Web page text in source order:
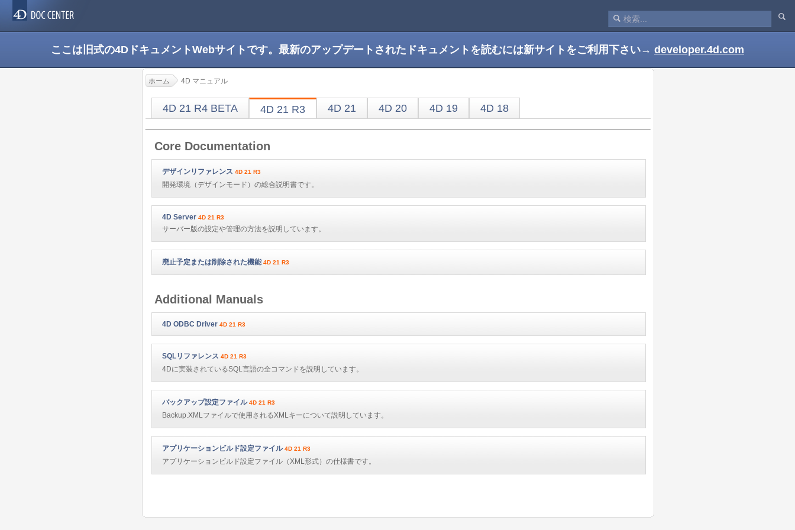
ここは旧式の4DドキュメントWebサイトです。最新のアップデートされたドキュメントを読むには新サイトをご利用下さい→ developer.4d.com
ホーム 4D マニュアル
4D 21 R4 BETA 4D 21 R3 4D 21 4D 20 4D 19 4D 18
Core Documentation
デザインリファレンス 4D 21 R3
開発環境（デザインモード）の総合説明書です。
4D Server 4D 21 R3
サーバー版の設定や管理の方法を説明しています。
廃止予定または削除された機能 4D 21 R3
Additional Manuals
4D ODBC Driver 4D 21 R3
SQLリファレンス 4D 21 R3
4Dに実装されているSQL言語の全コマンドを説明しています。
バックアップ設定ファイル 4D 21 R3
Backup.XMLファイルで使用されるXMLキーについて説明しています。
アプリケーションビルド設定ファイル 4D 21 R3
アプリケーションビルド設定ファイル（XML形式）の仕様書です。